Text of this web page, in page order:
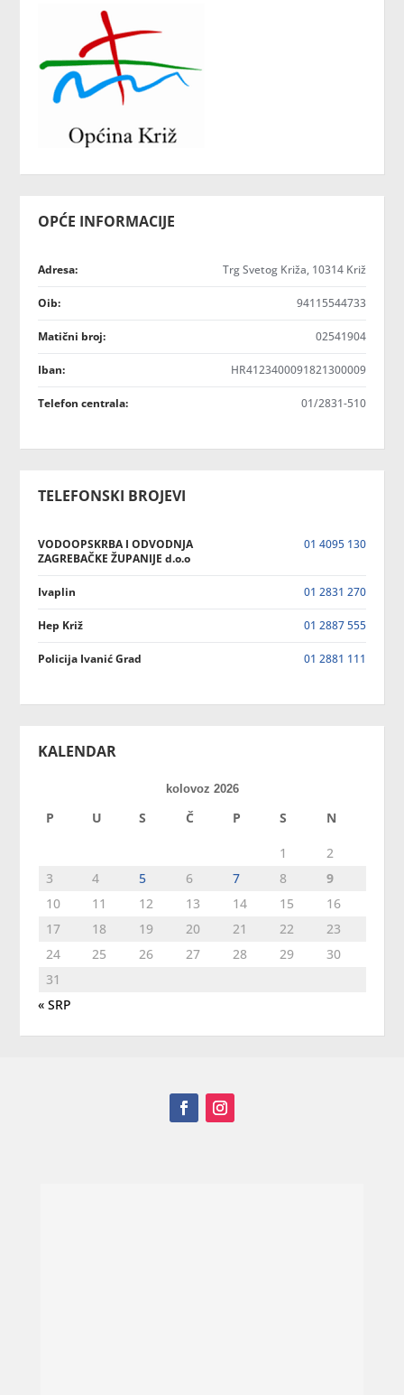
OPĆE INFORMACIJE
Adresa: Trg Svetog Križa, 10314 Križ
Oib: 94115544733
Matični broj: 02541904
Iban: HR4123400091821300009
Telefon centrala: 01/2831-510
TELEFONSKI BROJEVI
VODOOPSKRBA I ODVODNJA
ZAGREBAČKE ŽUPANIJE d.o.o
01 4095 130
Ivaplin 01 2831 270
Hep Križ 01 2887 555
Policija Ivanić Grad 01 2881 111
KALENDAR
kolovoz 2026
P U S Č P S N
1
2
3
4 5 6 7 8
9
10
11 12 13 14 15
16
17
18 19 20 21 22
23
24
25 26 27 28 29
30
31
« SRP